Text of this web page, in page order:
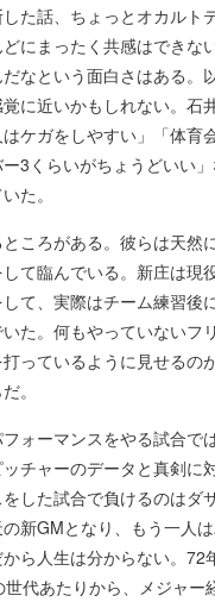
た話、ちょっとオカルト
にまったく共感はできな
なという面白さはある。
に近いかもしれない。石
ケガをしやすい」「体育
3くらいがちょうどいい
た。
ころがある。彼らは天然
て臨んでいる。新庄は現
て、実際はチーム練習後
た。何もやっていないフ
っているように見せるの
。
ォーマンスをやる試合で
チャーのデータと真剣に
した試合で負けるのはダ
新GMとなり、もう一人
ら人生は分からない。72
代あたりから、メジャー